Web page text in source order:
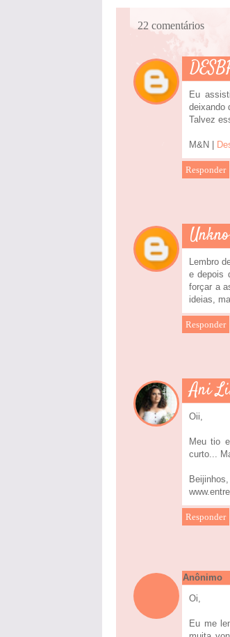
22 comentários
Eu
deixando
Talvez
M&N |
Responder
Lembro
e depois
forçar a
ideias,
Responder
Ani
Oii,
Meu tio
curto...
Beijinhos,
Responder
Anônimo
Oi,
Eu me